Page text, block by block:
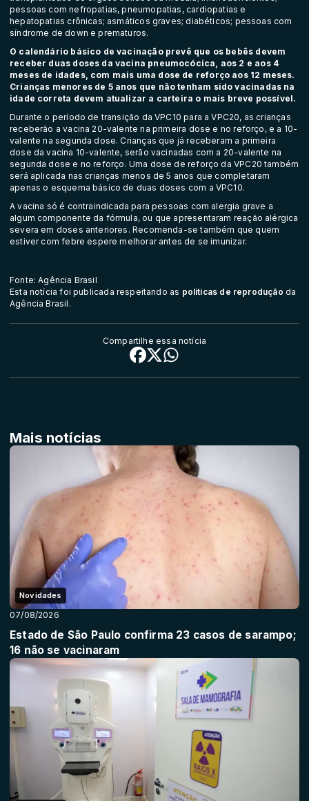
pessoas com nefropatias, pneumopatias, cardiopatias e
hepatopatias crônicas; asmáticos graves; diabéticos; pessoas com
síndrome de down e prematuros.
O calendário básico de vacinação prevê que os bebês devem
receber duas doses da vacina pneumocócica, aos 2 e aos 4
meses de idades, com mais uma dose de reforço aos 12 meses.
Crianças menores de 5 anos que não tenham sido vacinadas na
idade correta devem atualizar a carteira o mais breve possível.
Durante o período de transição da VPC10 para a VPC20, as crianças
receberão a vacina 20-valente na primeira dose e no reforço, e a 10-
valente na segunda dose. Crianças que já receberam a primeira
dose da vacina 10-valente, serão vacinadas com a 20-valente na
segunda dose e no reforço. Uma dose de reforço da VPC20 também
será aplicada nas crianças menos de 5 anos que completaram
apenas o esquema básico de duas doses com a VPC10.
A vacina só é contraindicada para pessoas com alergia grave a
algum componente da fórmula, ou que apresentaram reação alérgica
severa em doses anteriores. Recomenda-se também que quem
estiver com febre espere melhorar antes de se imunizar.
Fonte: Agência Brasil
Esta notícia foi publicada respeitando as políticas de reprodução da
Agência Brasil.
Compartilhe essa notícia
Mais notícias
Novidades
07/08/2026
Estado de São Paulo confirma 23 casos de sarampo;
16 não se vacinaram